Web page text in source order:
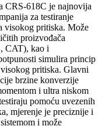
CRS-618C je najnovija
za testiranje
visokog pritiska. Može
proizvođača
CAT), kao i
simulira princip
pritiska. Glavni
brzine konverzije
i ultra niskom
pomoću uvezenih
mjerenje je preciznije i
i može